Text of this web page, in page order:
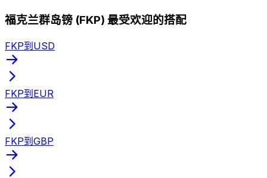
福克兰群岛镑 (FKP) 最受欢迎的搭配
FKP到USD
FKP到EUR
FKP到GBP